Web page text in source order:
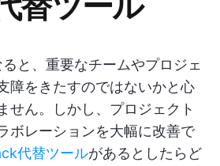
と、重要なチームやプロジェ
障をきたすのではないかと心
せん。しかし、プロジェクト
ボレーションを大幅に改善で
代替ツールがあるとしたらど